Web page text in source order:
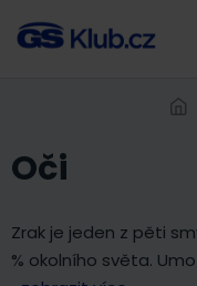
Oči
Zrak je jeden z pěti
% okolního světa.